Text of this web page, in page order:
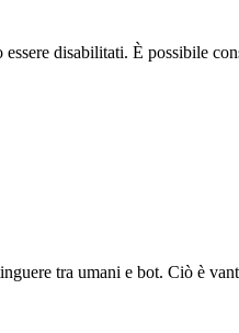
disabilitati. È possibile
tra umani e bot. Ciò è